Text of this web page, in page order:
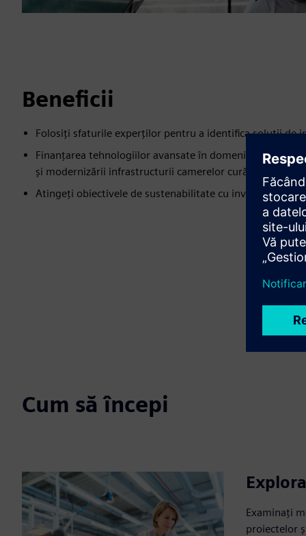
Beneficii
Folosiți sfaturile experților pentru a identifica soluții de
Finanţarea tehnologiilor avansate în domeniul
şi modernizării infrastructurii camerelor curăţe/uscate
Atingeți obiectivele de sustenabilitate cu investiții
Cum să începi
Examinați
proiectelor